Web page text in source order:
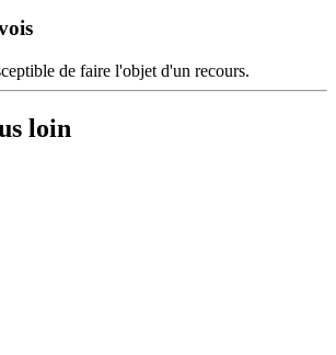
de faire l'objet d'un recours.
loin